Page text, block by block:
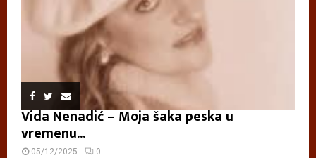
Vida Nenadić – Moja šaka peska u
vremenu...
05/12/2025 0